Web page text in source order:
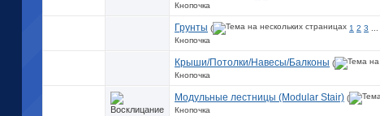
Кнопочка
Грунты ( 1 2 3
Кнопочка
Крыши/Потолки/Навесы/Балконы (
Кнопочка
Модульные лестницы (Modular Stair) (
Кнопочка